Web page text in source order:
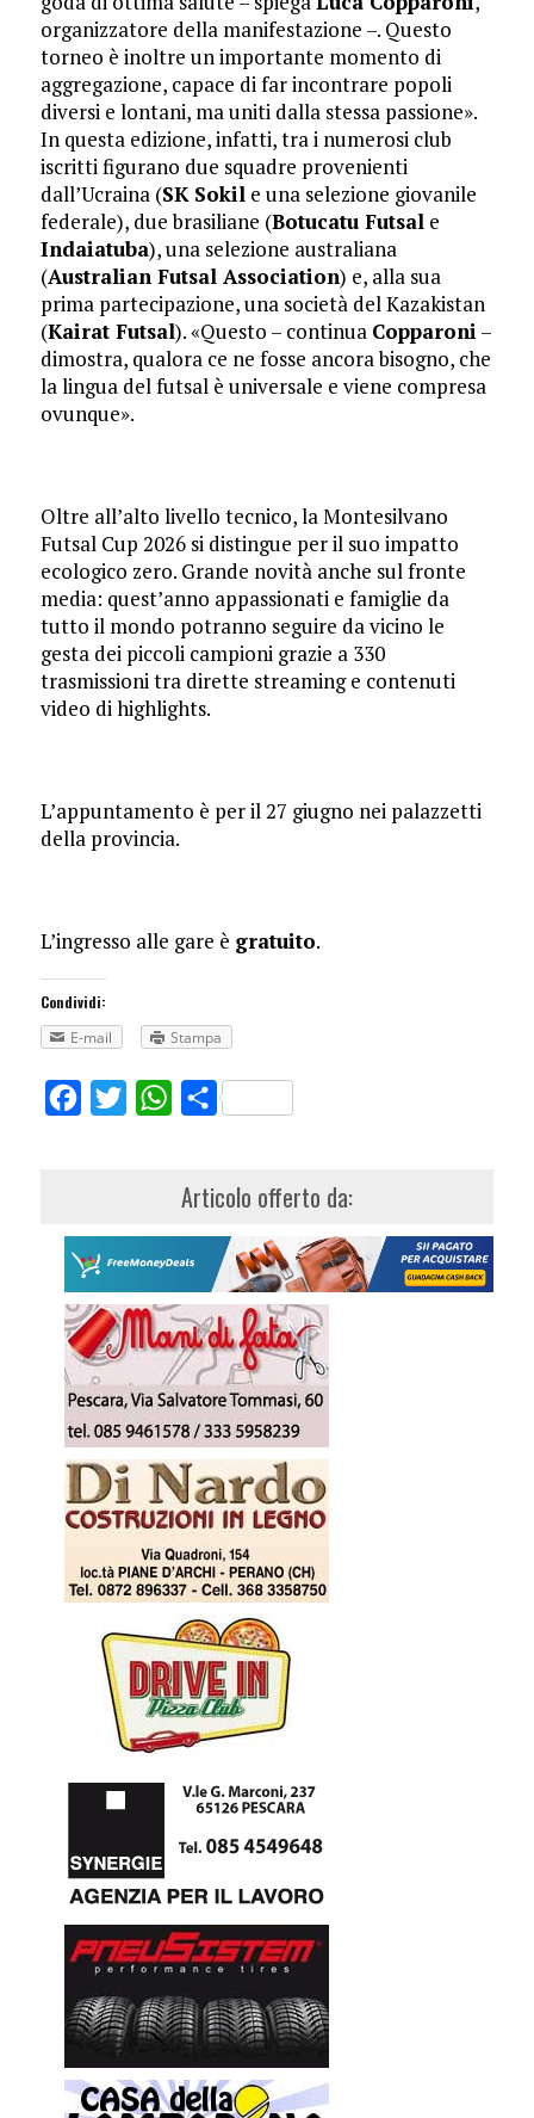
organizzatore della manifestazione –. Questo
torneo è inoltre un importante momento di
aggregazione, capace di far incontrare popoli
diversi e lontani, ma uniti dalla stessa passione».
In questa edizione, infatti, tra i numerosi club
iscritti figurano due squadre provenienti
dall’Ucraina (SK Sokile una selezione giovanile
federale), due brasiliane (Botucatu Futsale
Indaiatuba), una selezione australiana
(Australian Futsal Association) e, alla sua
prima partecipazione, una società del Kazakistan
(Kairat Futsal). «Questo – continua Copparoni –
dimostra, qualora ce ne fosse ancora bisogno, che
la lingua del futsal è universale e viene compresa
ovunque».
​Oltre all’alto livello tecnico, la Montesilvano
Futsal Cup 2026 si distingue per il suo impatto
ecologico zero. Grande novità anche sul fronte
media: quest’anno appassionati e famiglie da
tutto il mondo potranno seguire da vicino le
gesta dei piccoli campioni grazie a 330
trasmissioni tra dirette streaming e contenuti
video di highlights.
L’appuntamento è per il 27 giugno nei palazzetti
della provincia.
L’ingresso alle gare è gratuito.
Condividi:
E-mail
Stampa
FacebookTwitterWhatsApp
Share
Articolo offerto da: